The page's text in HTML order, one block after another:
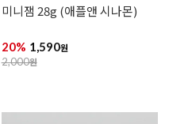
미니잼 28g (애플앤 시나몬)
20% 1,590원
2,000원